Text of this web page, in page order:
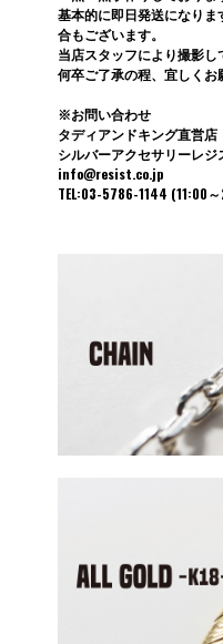
基本的に即日発送になり
合もございます。
当店スタッフにより撮影し
何卒ご了承の程、宜しくお
※お問い合わせ
タディアンドキング直営店
シルバーアクセサリーレジ
info@resist.co.jp
TEL:03-5786-1144 (11:00